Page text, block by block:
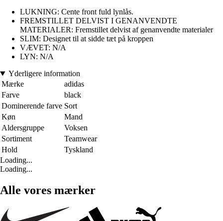
LUKNING: Cente front fuld lynlås.
FREMSTILLET DELVIST I GENANVENDTE
MATERIALER: Fremstillet delvist af genanvendte materialer
SLIM: Designet til at sidde tæt på kroppen
VÆVET: N/A
LYN: N/A
Yderligere information
Mærke
adidas
Farve
black
Dominerende farve Sort
Køn
Mand
Aldersgruppe
Voksen
Sortiment
Teamwear
Hold
Tyskland
Loading...
Loading...
Alle vores mærker